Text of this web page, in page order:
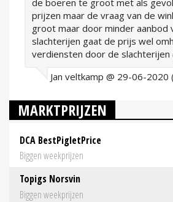
prijzen maar de vraag van de
groot maar door minder aanbod
slachterijen gaat de prijs wel
verdiensten door de slachterijen
Jan veltkamp @ 29-06-2020
MARKTPRIJZEN
DCA BestPigletPrice
Biggen weekprijzen
Topigs Norsvin
Biggen weekprijzen